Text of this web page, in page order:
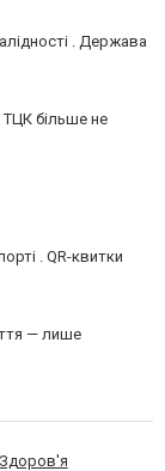
. Держава
більше не
. QR-квитки
— лише
Здоров'я